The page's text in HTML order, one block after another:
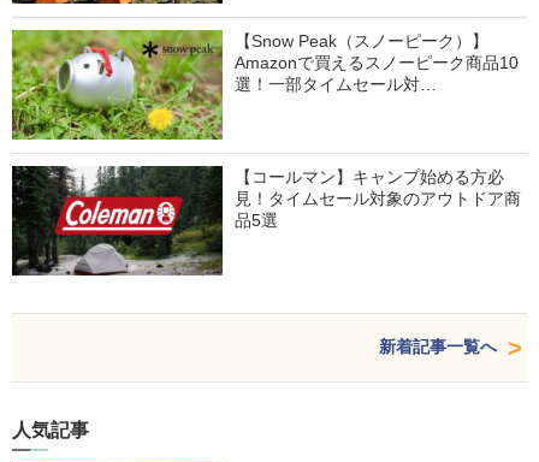
【Snow Peak（スノーピーク）】
Amazonで買えるスノーピーク商品10
選！一部タイムセール対…
【コールマン】キャンプ始める方必
見！タイムセール対象のアウトドア商
品5選
新着記事一覧へ
人気記事